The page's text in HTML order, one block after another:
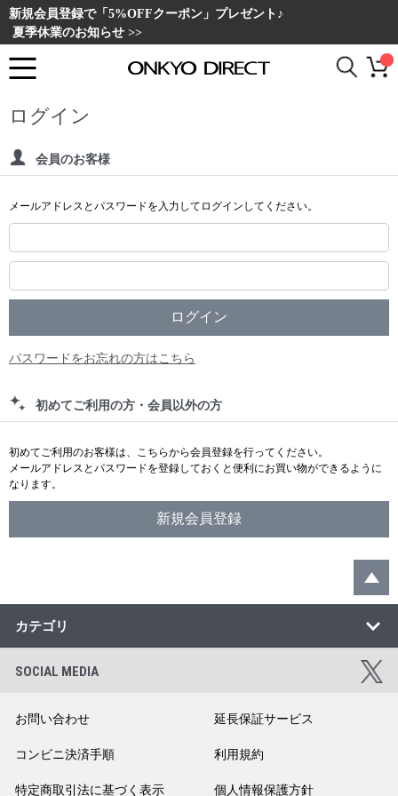
新規会員登録で「5%OFFクーポン」プレゼント♪
夏季休業のお知らせ >>
ログイン
会員のお客様
メールアドレスとパスワードを入力してログインしてください。
パスワードをお忘れの方はこちら
初めてご利用の方・会員以外の方
初めてご利用のお客様は、こちらから会員登録を行ってください。
メールアドレスとパスワードを登録しておくと便利にお買い物ができるように
なります。
カテゴリ
SOCIAL MEDIA
お問い合わせ 延長保証サービス
コンビニ決済手順 利用規約
特定商取引法に基づく表示 個人情報保護方針